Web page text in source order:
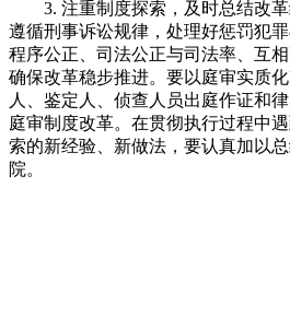
3. 注重制度探索，及时总结改革
遵循刑事诉讼规律，处理好惩罚犯
程序公正、司法公正与司法率、互
确保改革稳步推进。要以庭审实质
人、鉴定人、侦查人员出庭作证和
庭审制度改革。在贯彻执行过程中
索的新经验、新做法，要认真加以
院。